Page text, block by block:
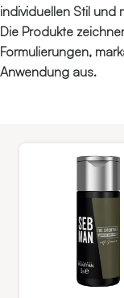
individuellen Stil und
Die Produkte
Formulierungen,
Anwendung aus.